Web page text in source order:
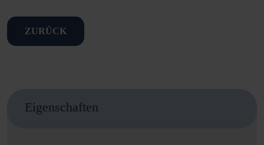
ZURÜCK
Eigenschaften